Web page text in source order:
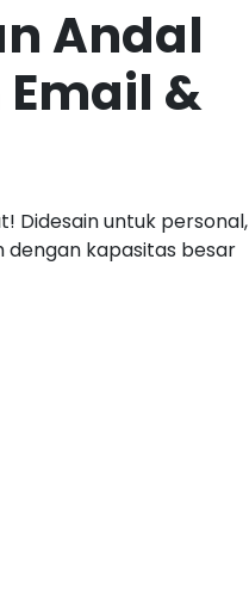
Andal
&
Didesain untuk personal,
dengan kapasitas besar